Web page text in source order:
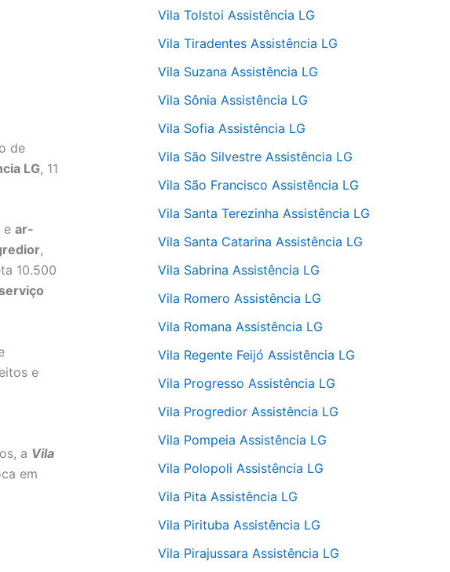
de
LG, 11
e ar-
,
10.500
serviço
e
a Vila
em
Vila Tolstoi Assistência LG
Vila Tiradentes Assistência LG
Vila Suzana Assistência LG
Vila Sônia Assistência LG
Vila Sofia Assistência LG
Vila São Silvestre Assistência LG
Vila São Francisco Assistência LG
Vila Santa Terezinha Assistência LG
Vila Santa Catarina Assistência LG
Vila Sabrina Assistência LG
Vila Romero Assistência LG
Vila Romana Assistência LG
Vila Regente Feijó Assistência LG
Vila Progresso Assistência LG
Vila Progredior Assistência LG
Vila Pompeia Assistência LG
Vila Polopoli Assistência LG
Vila Pita Assistência LG
Vila Pirituba Assistência LG
Vila Pirajussara Assistência LG